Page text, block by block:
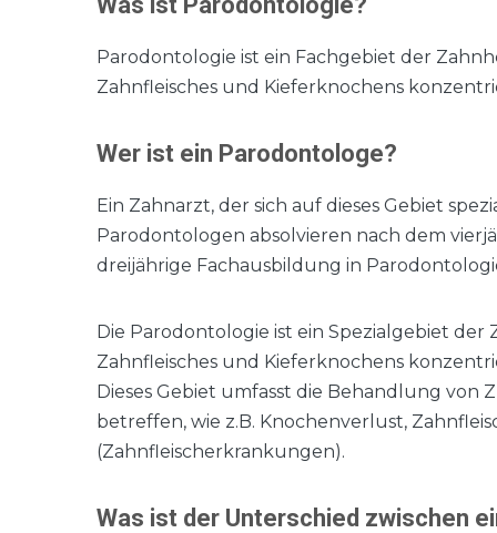
Parodontologie ist ein Fachgebiet der
Zahnfleisches und Kieferknochens
Wer ist ein Parodontologe?
Ein Zahnarzt, der sich auf dieses Gebiet
Parodontologen absolvieren nach dem
dreijährige Fachausbildung in
Die Parodontologie ist ein Spezialgebiet der
Zahnfleisches und Kieferknochens
Dieses Gebiet umfasst die Behandlung von
betreffen, wie z.B. Knochenverlust,
(Zahnfleischerkrankungen).
Was ist der Unterschied zwischen